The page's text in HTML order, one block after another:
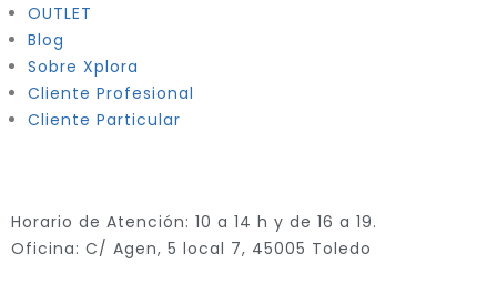
OUTLET
Blog
Sobre Xplora
Cliente Profesional
Cliente Particular
Horario de Atención: 10 a 14 h y de 16 a 19.
Oficina: C/ Agen, 5 local 7, 45005 Toledo